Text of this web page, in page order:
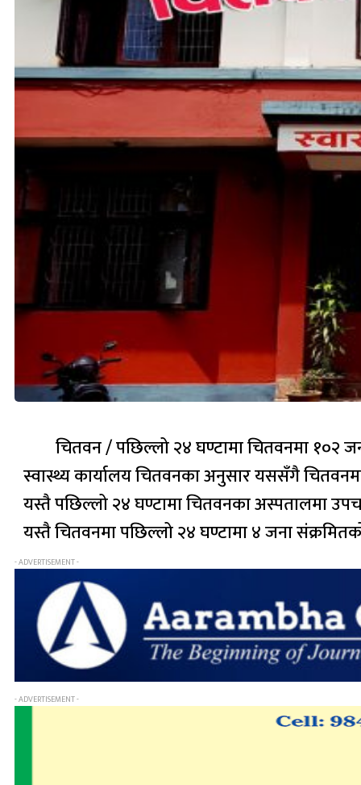
चितवन / पछिल्लो २४ घण्टामा चितवनमा १०२
स्वास्थ्य कार्यालय चितवनका अनुसार यससँगै
यस्तै पछिल्लो २४ घण्टामा चितवनका अस्पतालमा
यस्तै चितवनमा पछिल्लो २४ घण्टामा ४ जना
- ADVERTISEMENT -
- ADVERTISEMENT -